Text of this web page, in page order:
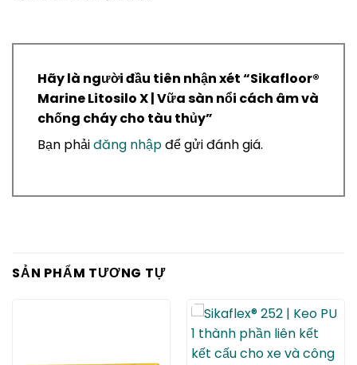
Hãy là người đầu tiên nhận xét “ Sikafloor®
Marine Litosilo X | Vữa sàn nổi cách âm và
chống cháy cho tàu thủy”
Bạn phảiđăng nhậpđể gửi đánh giá.
SẢN PHẨM TƯƠNG TỰ